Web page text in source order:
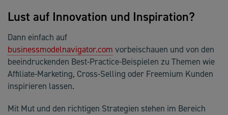
Lust auf Innovation und Inspiration?
Dann einfach auf
businessmodelnavigator.com vorbeischauen und von den
beeindruckenden Best-Practice-Beispielen zu Themen wie
Affiliate-Marketing, Cross-Selling oder Freemium Kunden
inspirieren lassen.
Mit Mut und den richtigen Strategien stehen im Bereich